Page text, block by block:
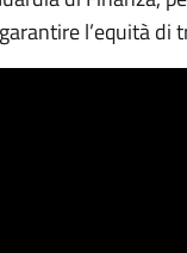
l’equità